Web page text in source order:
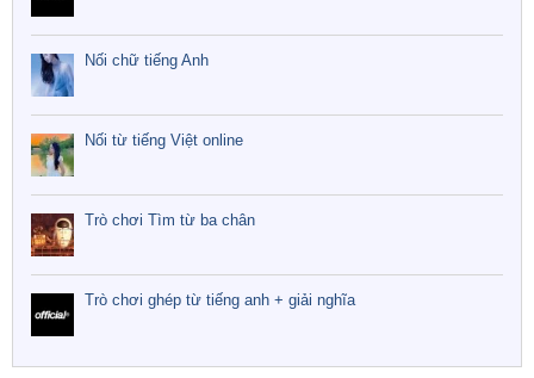
Nối chữ tiếng Anh
Nối từ tiếng Việt online
Trò chơi Tìm từ ba chân
Trò chơi ghép từ tiếng anh + giải nghĩa